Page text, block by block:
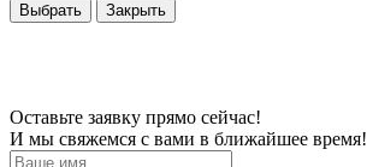
Выбрать Закрыть
Оставьте заявку прямо сейчас!
И мы свяжемся с вами в ближайшее время!